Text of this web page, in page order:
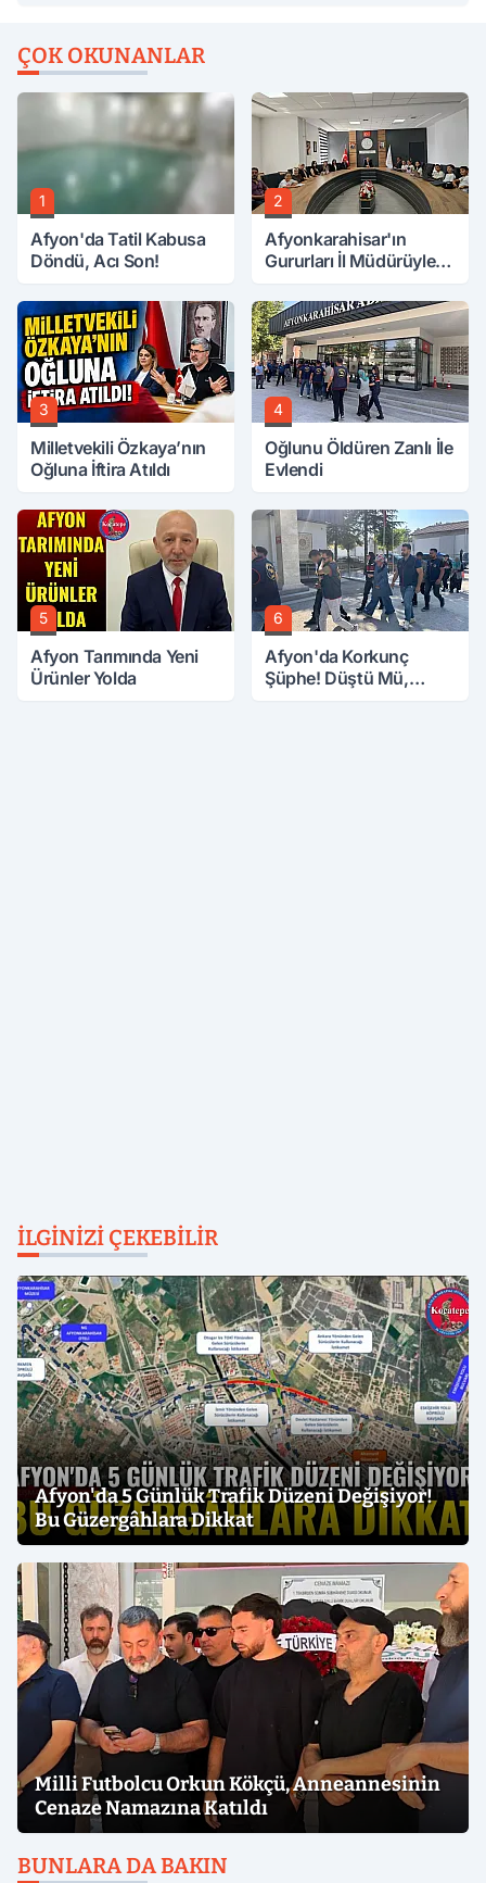
ÇOK OKUNANLAR
1
Afyon'da Tatil Kabusa
Döndü, Acı Son!
2
Afyonkarahisar'ın
Gururları İl Müdürüyle
3
Milletvekili Özkaya’nın
Oğluna İftira Atıldı
4
Oğlunu Öldüren Zanlı İle
Evlendi
5
Afyon Tarımında Yeni
Ürünler Yolda
6
Afyon'da Korkunç
Şüphe! Düştü Mü,
İLGINIZI ÇEKEBILIR
Afyon'da 5 Günlük Trafik Düzeni Değişiyor!
Bu Güzergâhlara Dikkat
Milli Futbolcu Orkun Kökçü, Anneannesinin
Cenaze Namazına Katıldı
BUNLARA DA BAKIN